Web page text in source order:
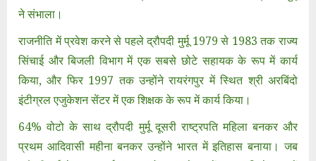
ने संभाला।
राजनीति में प्रवेश करने से पहले द्रौपदी मुर्मू 1979 से 1983 तक राज्य
सिंचाई और बिजली विभाग में एक सबसे छोटे सहायक के रूप में कार्य
किया, और फिर 1997 तक उन्होंने रायरंगपुर में स्थित श्री अरबिंदो
इंटीग्रल एजुकेशन सेंटर में एक शिक्षक के रूप में कार्य किया।
64% वोटो के साथ द्रौपदी मुर्मू दूसरी राष्ट्रपति महिला बनकर और
प्रथम आदिवासी महीना बनकर उन्होंने भारत में इतिहास बनाया। जब